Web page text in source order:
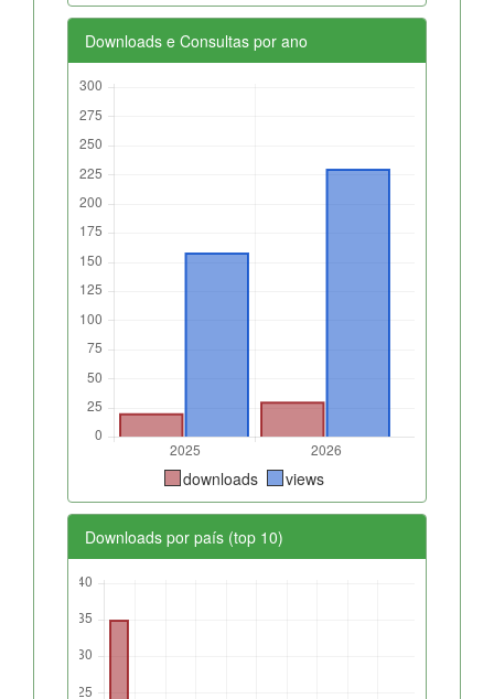
Downloads e Consultas por ano
downloads views
Downloads por país (top 10)